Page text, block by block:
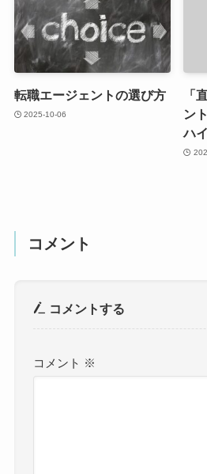
転職エージェントの選び方
2025-10-06
「
ン
ハ
コメント
コメントする
コメント ※